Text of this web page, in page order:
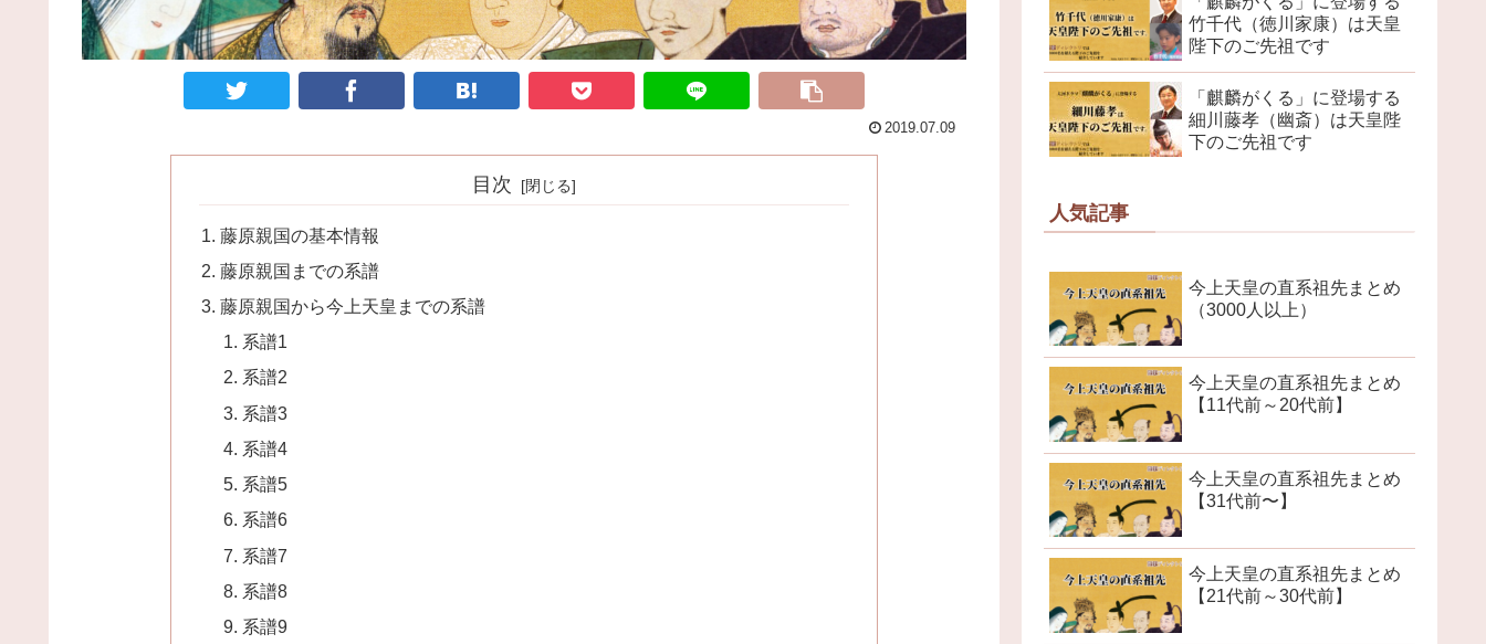
2019.07.09
目次
藤原親国の基本情報
藤原親国までの系譜
藤原親国から今上天皇までの系譜
系譜1
系譜2
系譜3
系譜4
系譜5
系譜6
系譜7
系譜8
系譜9
竹千代（徳川家康）は天皇
陛下のご先祖です
「麒麟がくる」に登場する
細川藤孝（幽斎）は天皇陛
下のご先祖です
人気記事
今上天皇の直系祖先まとめ
（3000人以上）
今上天皇の直系祖先まとめ
【11代前～20代前】
今上天皇の直系祖先まとめ
【31代前〜】
今上天皇の直系祖先まとめ
【21代前～30代前】